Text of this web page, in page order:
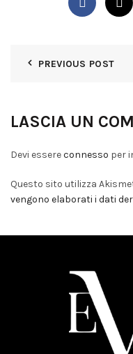
PREVIOUS POST
LASCIA UN
Devi essereconnesso per
Questo sito utilizza
vengono elaborati i dati